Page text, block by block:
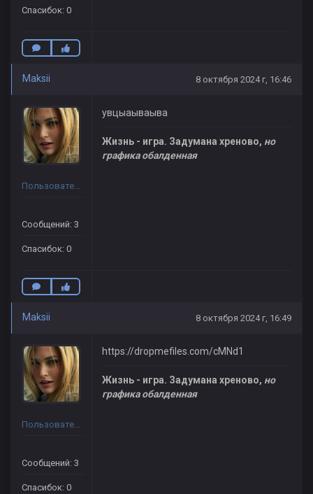
Спасибок: 0
Maksii 8 октября 2024 г, 16:46
Пользователь
Сообщений: 3
Спасибок: 0
увцыаываыва
Жизнь - игра. Задумана хреново, но
графика обалденная
Maksii 8 октября 2024 г, 16:49
Пользователь
Сообщений: 3
Спасибок: 0
https://dropmefiles.com/cMNd1
Жизнь - игра. Задумана хреново, но
графика обалденная